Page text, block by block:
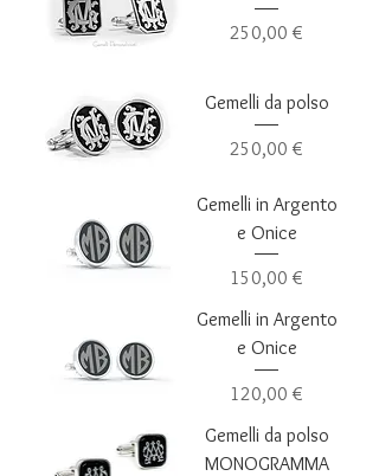
Prezzo
250,00 €
Gemelli da polso
Prezzo
250,00 €
Gemelli in Argento
e Onice
Prezzo
150,00 €
Gemelli in Argento
e Onice
Prezzo
120,00 €
Gemelli da polso
MONOGRAMMA